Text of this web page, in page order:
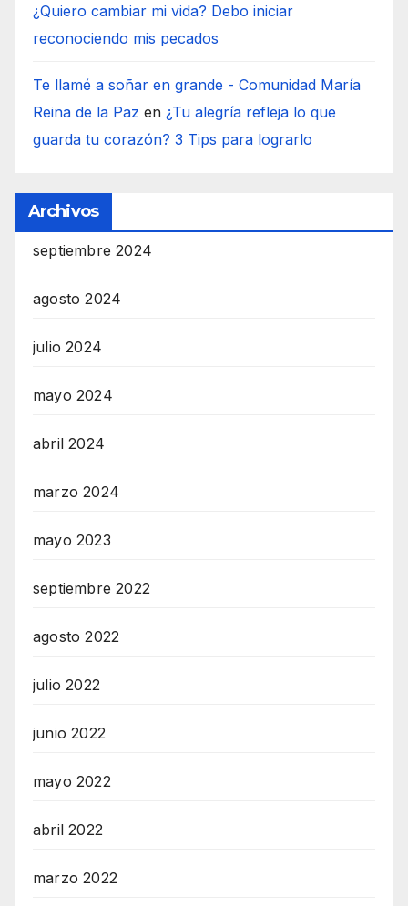
¿Quiero cambiar mi vida? Debo iniciar
reconociendo mis pecados
Te llamé a soñar en grande - Comunidad María
Reina de la Paz en ¿Tu alegría refleja lo que
guarda tu corazón? 3 Tips para lograrlo
Archivos
septiembre 2024
agosto 2024
julio 2024
mayo 2024
abril 2024
marzo 2024
mayo 2023
septiembre 2022
agosto 2022
julio 2022
junio 2022
mayo 2022
abril 2022
marzo 2022